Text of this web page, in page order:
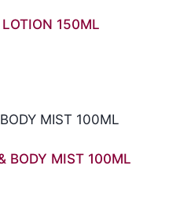
150ML
BODY MIST 100ML